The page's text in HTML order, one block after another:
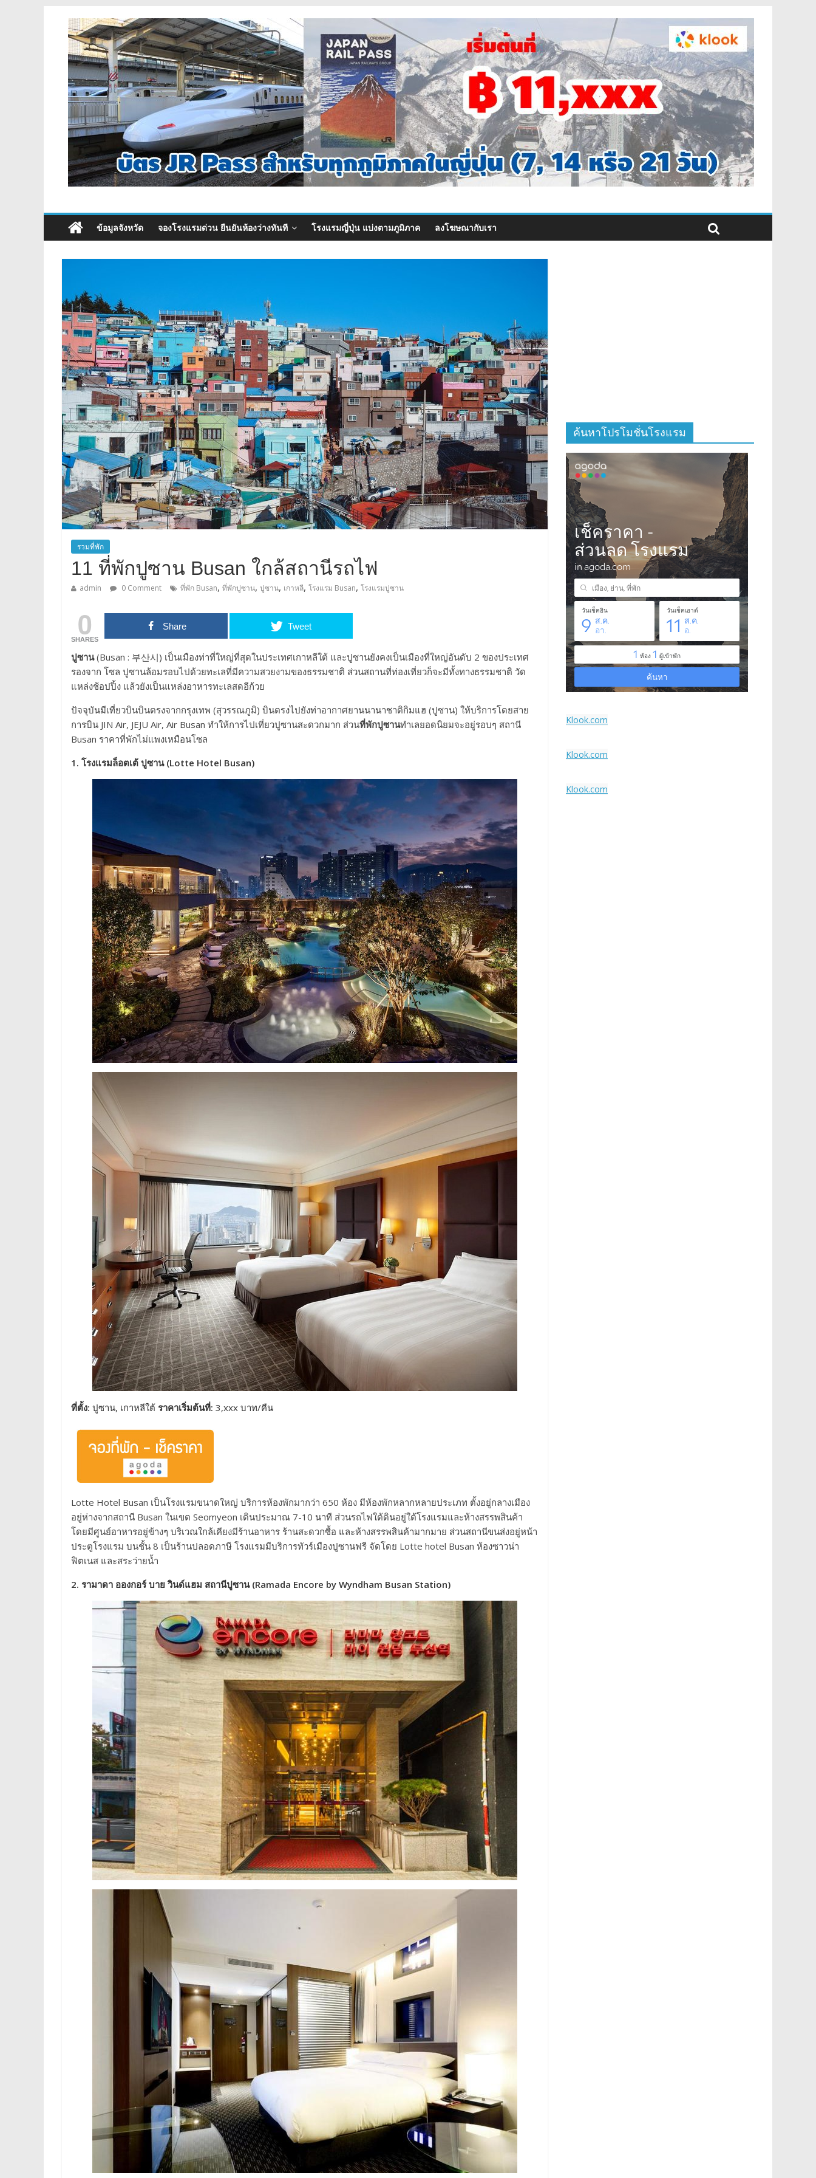
ข้อมูลจังหวัด จองโรงแรมด่วน ยืนยันห้องว่างทันที โรงแรมญี่ปุ่น แบ่งตามภูมิภาค ลงโฆษณากับเรา
รวมที่พัก
11 ที่พักปูซาน Busan ใกล้สถานีรถไฟ
admin 0 Comment ที่พัก Busan, ที่พักปูซาน, ปูซาน, เกาหลี, โรงแรม Busan, โรงแรมปูซาน
0
SHARES
Share Tweet
ปูซาน(Busan : 부산시) เป็นเมืองท่าที่ใหญ่ที่สุดในประเทศเกาหลีใต้ และปูซานยังคงเป็นเมืองที่ใหญ่อันดับ 2 ของประเทศ
รองจาก โซล ปูซานล้อมรอบไปด้วยทะเลที่มีความสวยงามของธรรมชาติ ส่วนสถานที่ท่องเที่ยวก็จะมีทั้งทางธรรมชาติ วัด
แหล่งช้อปปิ้ง แล้วยังเป็นแหล่งอาหารทะเลสดอีก้วย
ปัจจุบันมีเที่ยวบินบินตรงจากกรุงเทพ (สุวรรณภูมิ) บินตรงไปยังท่าอากาศยานนานาชาติกิมแฮ (ปูซาน) ให้บริการโดยสาย
การบิน JIN Air, JEJU Air, Air Busan ทำให้การไปเที่ยวปูซานสะดวกมาก ส่วนที่พักปูซานทำเลยอดนิยมจะอยู่รอบๆ สถานี
Busan ราคาที่พักไม่แพงเหมือนโซล
1. โรงแรมล็อตเต้ ปูซาน (Lotte Hotel Busan)
ที่ตั้ง: ปูซาน, เกาหลีใต้ ราคาเริ่มต้นที่: 3,xxx บาท/คืน
Lotte Hotel Busan เป็นโรงแรมขนาดใหญ่ บริการห้องพักมากว่า 650 ห้อง มีห้องพักหลากหลายประเภท ตั้งอยู่กลางเมือง
อยู่ห่างจากสถานี Busan ในเขต Seomyeon เดินประมาณ 7-10 นาที ส่วนรถไฟใต้ดินอยู่ใต้โรงแรมและห้างสรรพสินค้า
โดยมีศูนย์อาหารอยู่ข้างๆ บริเวณใกล้เคียงมีร้านอาหาร ร้านสะดวกซื้อ และห้างสรรพสินค้ามากมาย ส่วนสถานีขนส่งอยู่หน้า
ประตูโรงแรม บนชั้น 8 เป็นร้านปลอดภาษี โรงแรมมีบริการทัวร์เมืองปูซานฟรี จัดโดย Lotte hotel Busan ห้องซาวน่า
ฟิตเนส และสระว่ายน้ำ
2. รามาดา อองกอร์ บาย วินด์แฮม สถานีปูซาน (Ramada Encore by Wyndham Busan Station)
ค้นหาโปรโมชั่นโรงแรม
Klook.com
Klook.com
Klook.com